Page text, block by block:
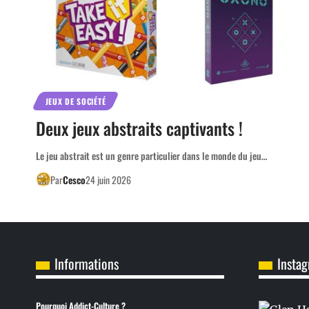
JEUX DE SOCIÉTÉ
Deux jeux abstraits captivants !
Le jeu abstrait est un genre particulier dans le monde du jeu…
ParCesco24 juin 2026
Informations
Pourquoi Addict-Culture ?